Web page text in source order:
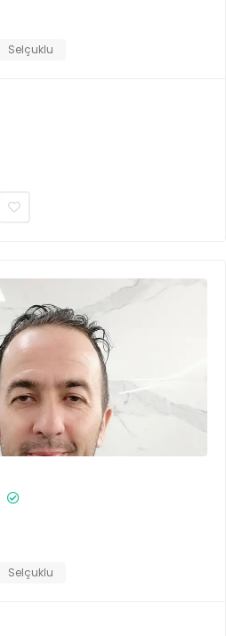
Selçuklu
Selçuklu